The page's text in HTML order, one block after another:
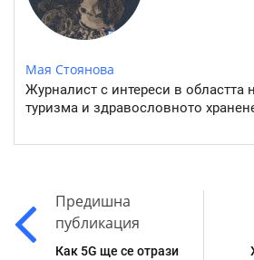
Мая Стоянова
Журналист с интереси в областта
туризма и здравословното
Предишна
публикация
Как 5G ще се отрази